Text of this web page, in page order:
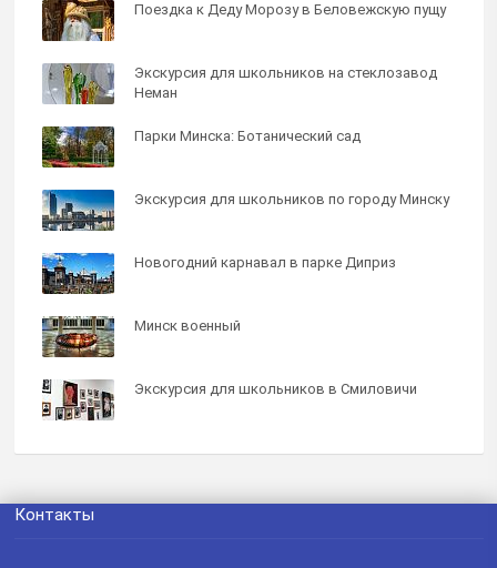
Поездка к Деду Морозу в Беловежскую пущу
Экскурсия для школьников на стеклозавод
Неман
Парки Минска: Ботанический сад
Экскурсия для школьников по городу Минску
Новогодний карнавал в парке Диприз
Минск военный
Экскурсия для школьников в Смиловичи
Контакты